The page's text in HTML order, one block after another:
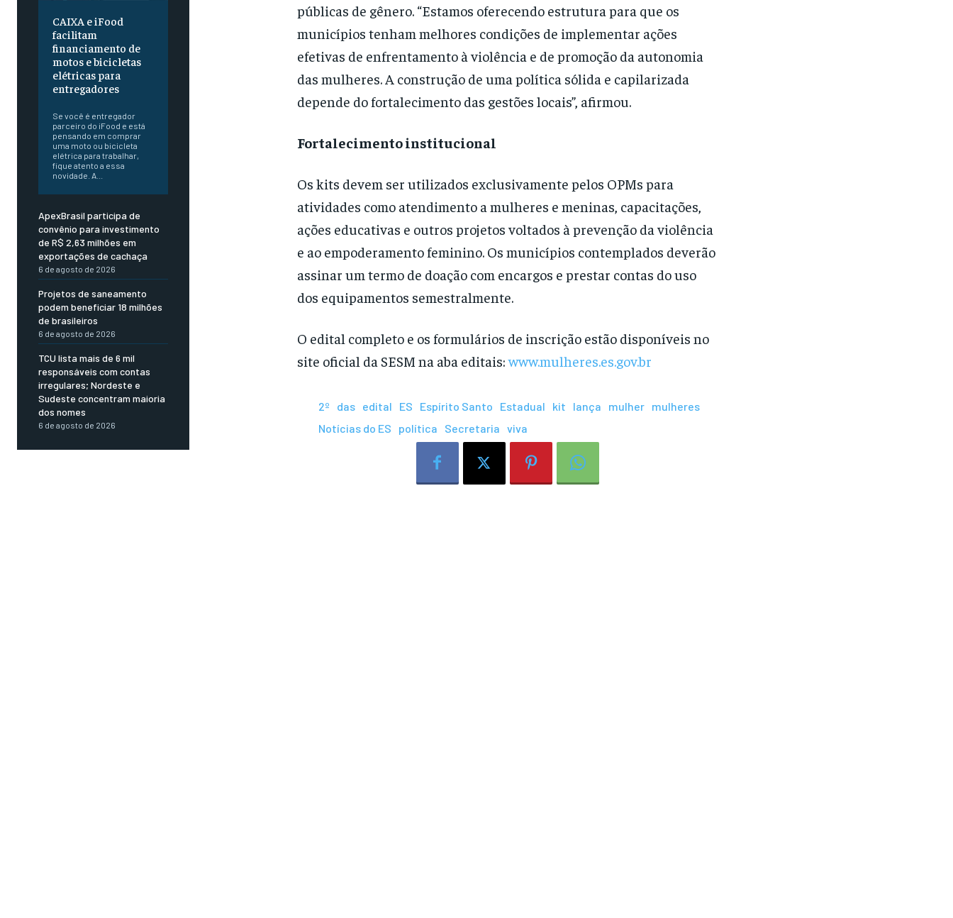
CAIXA e iFood
facilitam
financiamento de
motos e bicicletas
elétricas para
entregadores
Se você é entregador
parceiro do iFood e está
pensando em comprar
uma moto ou bicicleta
elétrica para trabalhar,
fique atento a essa
novidade. A...
ApexBrasil participa de
convênio para investimento
de R$ 2,63 milhões em
exportações de cachaça
6 de agosto de 2026
Projetos de saneamento
podem beneficiar 18 milhões
de brasileiros
6 de agosto de 2026
TCU lista mais de 6 mil
responsáveis com contas
irregulares; Nordeste e
Sudeste concentram maioria
dos nomes
6 de agosto de 2026
públicas de gênero. “Estamos oferecendo estrutura para que os
municípios tenham melhores condições de implementar ações
efetivas de enfrentamento à violência e de promoção da autonomia
das mulheres. A construção de uma política sólida e capilarizada
depende do fortalecimento das gestões locais”, afirmou.
Fortalecimento institucional
Os kits devem ser utilizados exclusivamente pelos OPMs para
atividades como atendimento a mulheres e meninas, capacitações,
ações educativas e outros projetos voltados à prevenção da violência
e ao empoderamento feminino. Os municípios contemplados deverão
assinar um termo de doação com encargos e prestar contas do uso
dos equipamentos semestralmente.
O edital completo e os formulários de inscrição estão disponíveis no
site oficial da SESM na aba editais:www.mulheres.es.gov.br
2º das edital ES Espírito Santo Estadual kit lança mulher mulheres
Notícias do ES
política Secretaria viva